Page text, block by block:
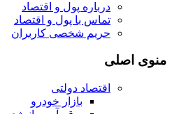
درباره پول و اقتصاد
تماس با پول و اقتصاد
حریم شخصی کاربران
منوی اصلی
اقتصاد دولتی
بازار خودرو